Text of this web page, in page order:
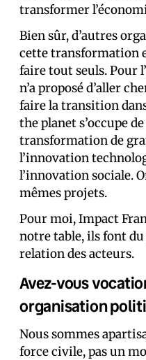
transformer
Bien sûr, d’autres
cette transformation
faire tout seuls. Pour
n’a proposé d’aller
faire la transition
the planet s’occupe
transformation de
l’innovation
l’innovation sociale.
mêmes projets.
Pour moi, Impact
notre table, ils font
relation des acteurs.
Avez-vous
organisation
Nous sommes
force civile, pas un